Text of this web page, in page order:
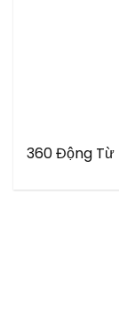
360 Động Từ